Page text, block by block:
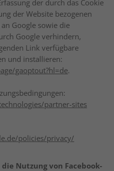
der durch das Cookie
der Website bezogenen
Google sowie die
Google verhindern,
Link verfügbare
und installieren:
gaoptout?hl=de.
partner-sites
policies/privacy/
Nutzung von Facebook-